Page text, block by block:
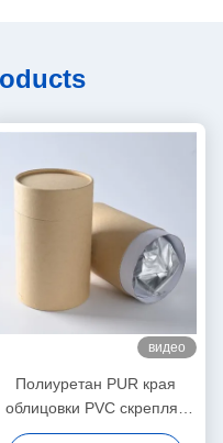
видео
Полиуретан PUR края
облицовки PVC скрепляя
горячий плавит